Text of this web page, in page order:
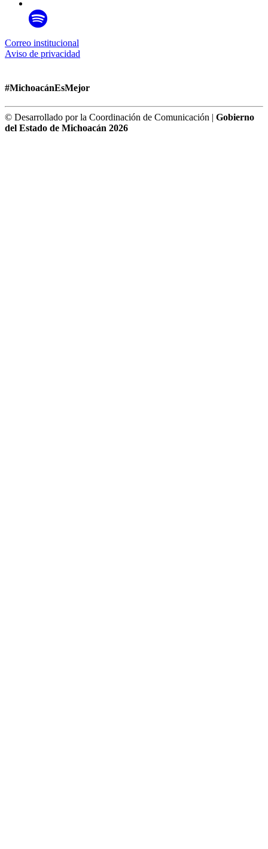
Correo institucional
Aviso de privacidad
#MichoacánEsMejor
© Desarrollado por la Coordinación de Comunicación | Gobierno
del Estado de Michoacán 2026